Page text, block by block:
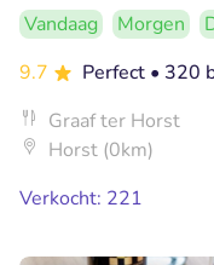
Vandaag Morgen
9.7
Perfect • 320
Graaf ter Horst
Horst (0km)
Verkocht: 221